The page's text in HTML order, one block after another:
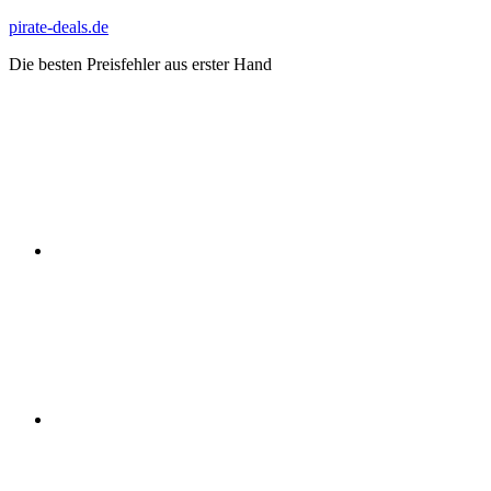
Zum
springen
pirate-deals.de
Die besten Preisfehler aus erster Hand